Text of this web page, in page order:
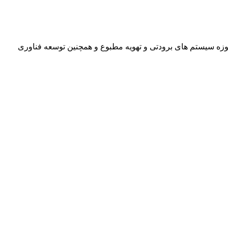
به نیازهای صنعت در حوزه سیستم های برودتی و تهویه مطبوع و همچنین توسعه فناوری